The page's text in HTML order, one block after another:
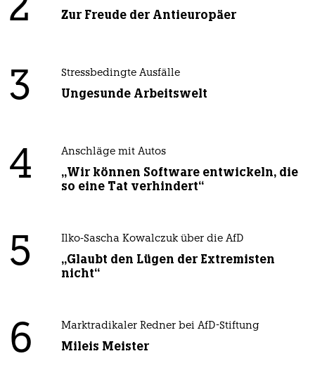
2 Zur Freude der Antieuropäer
3 Stressbedingte Ausfälle
Ungesunde Arbeitswelt
4 Anschläge mit Autos
„Wir können Software entwickeln, die
so eine Tat verhindert“
5 Ilko-Sascha Kowalczuk über die AfD
„Glaubt den Lügen der Extremisten
nicht“
6 Marktradikaler Redner bei AfD-Stiftung
Mileis Meister